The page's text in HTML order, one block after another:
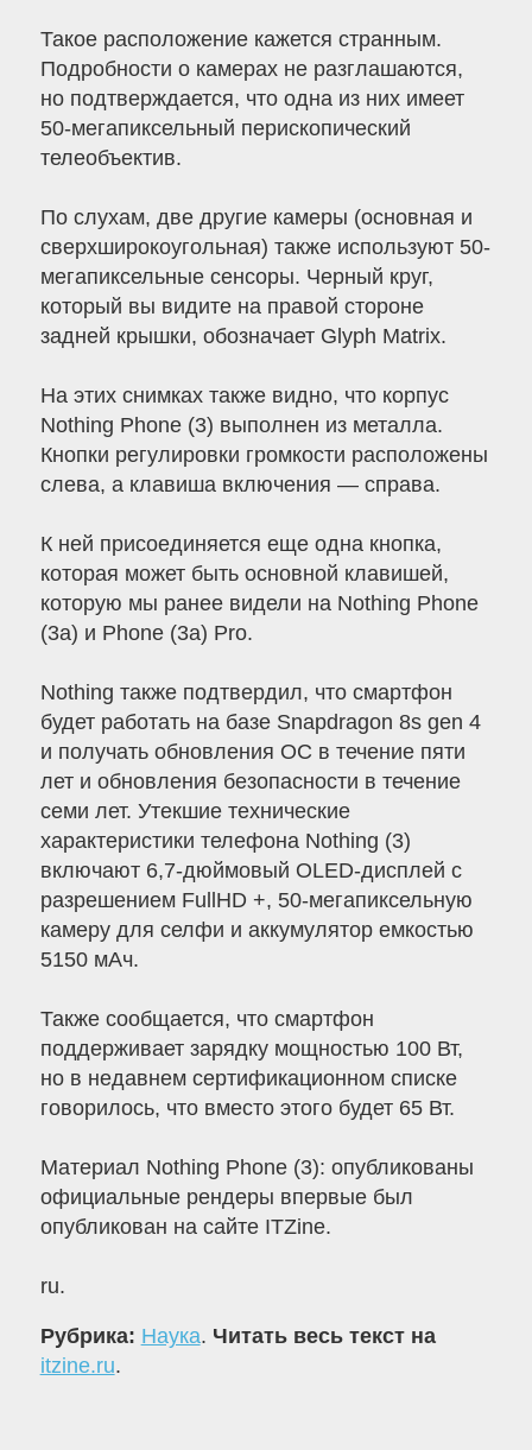
Такое расположение кажется странным.
Подробности о камерах не разглашаются,
но подтверждается, что одна из них имеет
50-мегапиксельный перископический
телеобъектив.
По слухам, две другие камеры (основная и
сверхширокоугольная) также используют 50-
мегапиксельные сенсоры. Черный круг,
который вы видите на правой стороне
задней крышки, обозначает Glyph Matrix.
На этих снимках также видно, что корпус
Nothing Phone (3) выполнен из металла.
Кнопки регулировки громкости расположены
слева, а клавиша включения — справа.
К ней присоединяется еще одна кнопка,
которая может быть основной клавишей,
которую мы ранее видели на Nothing Phone
(3a) и Phone (3a) Pro.
Nothing также подтвердил, что смартфон
будет работать на базе Snapdragon 8s gen 4
и получать обновления ОС в течение пяти
лет и обновления безопасности в течение
семи лет. Утекшие технические
характеристики телефона Nothing (3)
включают 6,7-дюймовый OLED-дисплей с
разрешением FullHD +, 50-мегапиксельную
камеру для селфи и аккумулятор емкостью
5150 мАч.
Также сообщается, что смартфон
поддерживает зарядку мощностью 100 Вт,
но в недавнем сертификационном списке
говорилось, что вместо этого будет 65 Вт.
Материал Nothing Phone (3): опубликованы
официальные рендеры впервые был
опубликован на сайте ITZine.
ru.
Рубрика: Наука. Читать весь текст на
itzine.ru.